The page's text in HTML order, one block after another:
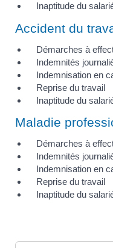
Inaptitude du
Accident du
Démarches à
Indemnités
Indemnisation en
Reprise du travail
Inaptitude du
Maladie
Démarches à
Indemnités
Indemnisation en
Reprise du travail
Inaptitude du